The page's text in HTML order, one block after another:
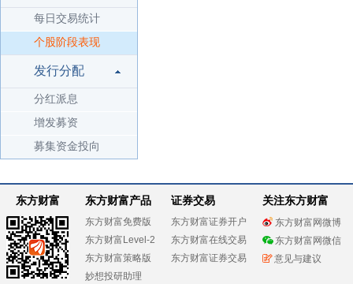
每日交易统计
个股阶段表现
发行分配
分红派息
增发募资
募集资金投向
东方财富 东方财富产品
东方财富免费版
东方财富Level-2
东方财富策略版
妙想投研助理
证券交易
东方财富证券开户
东方财富在线交易
东方财富证券交易
关注东方财富
东方财富网微博
东方财富网微信
意见与建议